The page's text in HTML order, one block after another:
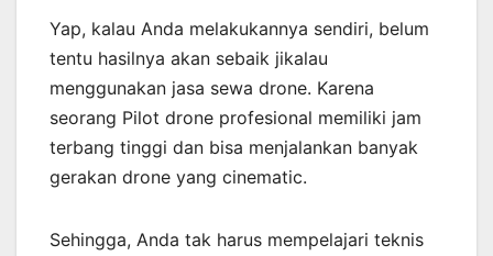
Yap, kalau Anda melakukannya sendiri, belum
tentu hasilnya akan sebaik jikalau
menggunakan jasa sewa drone. Karena
seorang Pilot drone profesional memiliki jam
terbang tinggi dan bisa menjalankan banyak
gerakan drone yang cinematic.
Sehingga, Anda tak harus mempelajari teknis